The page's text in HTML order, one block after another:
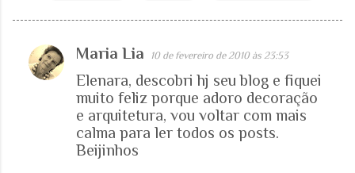
C
Maria Lia 10 de fevereiro de 2010 às 23:53
Elenara, descobri hj seu blog e fiquei
muito feliz porque adoro decoração
e arquitetura, vou voltar com mais
calma para ler todos os posts.
Beijinhos